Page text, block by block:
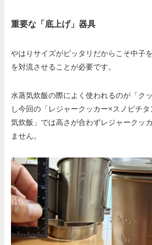
重要な「底上げ」器具
やはりサイズがピッタリだからこそ中子
を対流させることが必要です。
水蒸気炊飯の際によく使われるのが「ク
し今回の「レジャークッカー×スノピチタ
気炊飯」では高さが合わずレジャークッ
ません。